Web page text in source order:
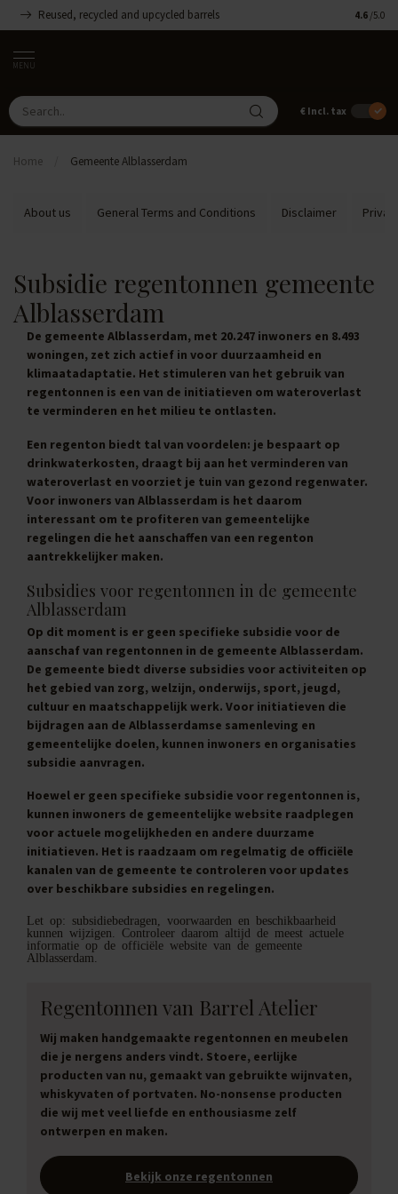
Reused, recycled and upcycled barrels 4.6 /5.0
MENU
€ Incl. tax
Home Gemeente Alblasserdam
About us General Terms and Conditions Disclaimer
Subsidie regentonnen gemeente
Alblasserdam
De gemeente Alblasserdam, met 20.247 inwoners en 8.493
woningen, zet zich actief in voor duurzaamheid en
klimaatadaptatie. Het stimuleren van het gebruik van
regentonnen is een van de initiatieven om wateroverlast
te verminderen en het milieu te ontlasten.
Een regenton biedt tal van voordelen: je bespaart op
drinkwaterkosten, draagt bij aan het verminderen van
wateroverlast en voorziet je tuin van gezond regenwater.
Voor inwoners van Alblasserdam is het daarom
interessant om te profiteren van gemeentelijke
regelingen die het aanschaffen van een regenton
aantrekkelijker maken.
Subsidies voor regentonnen in de gemeente
Alblasserdam
Op dit moment is er geen specifieke subsidie voor de
aanschaf van regentonnen in de gemeente Alblasserdam.
De gemeente biedt diverse subsidies voor activiteiten op
het gebied van zorg, welzijn, onderwijs, sport, jeugd,
cultuur en maatschappelijk werk. Voor initiatieven die
bijdragen aan de Alblasserdamse samenleving en
gemeentelijke doelen, kunnen inwoners en organisaties
subsidie aanvragen.
Hoewel er geen specifieke subsidie voor regentonnen is,
kunnen inwoners de gemeentelijke website raadplegen
voor actuele mogelijkheden en andere duurzame
initiatieven. Het is raadzaam om regelmatig de officiële
kanalen van de gemeente te controleren voor updates
over beschikbare subsidies en regelingen.
Let op: subsidiebedragen, voorwaarden en beschikbaarheid
kunnen wijzigen. Controleer daarom altijd de meest actuele
informatie op de officiële website van de gemeente
Alblasserdam.
Regentonnen van Barrel Atelier
Wij maken handgemaakte regentonnen en meubelen
die je nergens anders vindt. Stoere, eerlijke
producten van nu, gemaakt van gebruikte wijnvaten,
whiskyvaten of portvaten. No-nonsense producten
die wij met veel liefde en enthousiasme zelf
ontwerpen en maken.
Bekijk onze regentonnen